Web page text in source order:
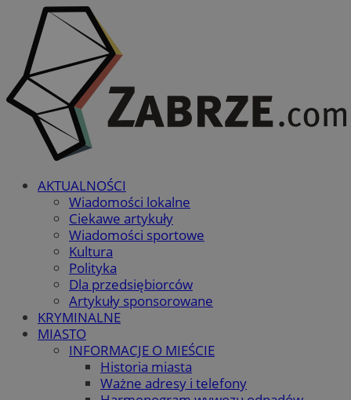
AKTUALNOŚCI
Wiadomości lokalne
Ciekawe artykuły
Wiadomości sportowe
Kultura
Polityka
Dla przedsiębiorców
Artykuły sponsorowane
KRYMINALNE
MIASTO
INFORMACJE O MIEŚCIE
Historia miasta
Ważne adresy i telefony